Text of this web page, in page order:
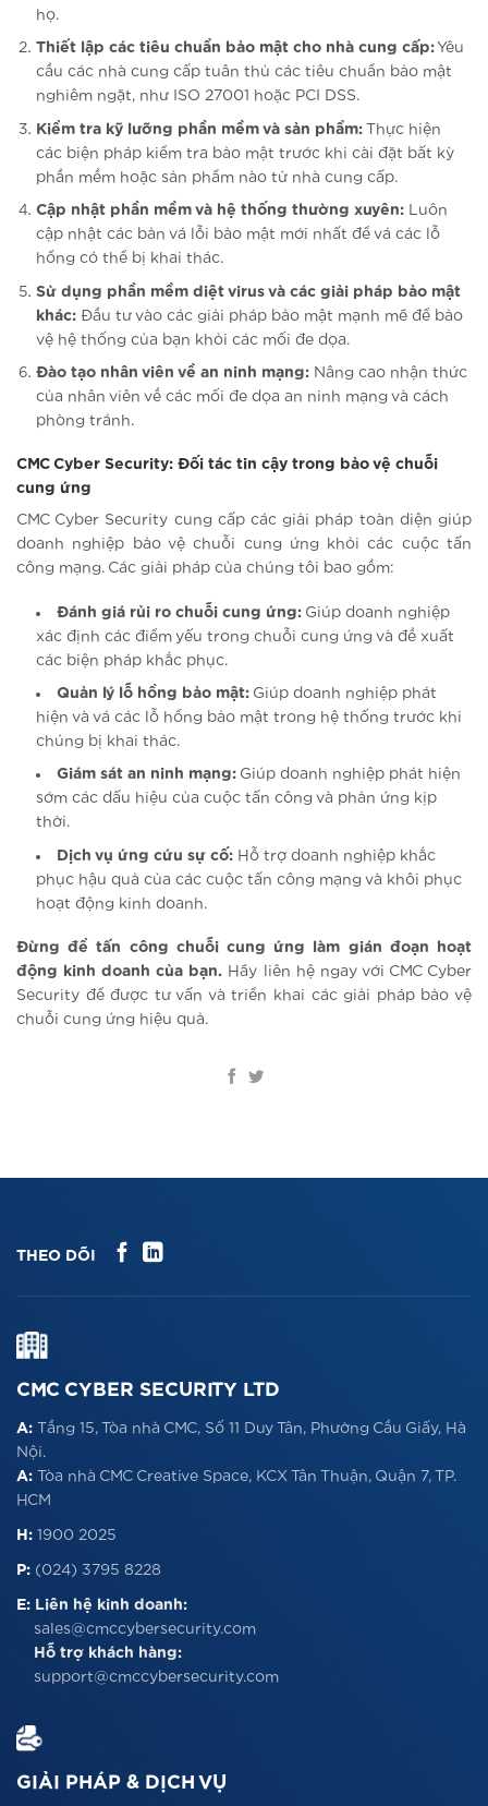
họ.
Thiết lập các tiêu chuẩn bảo mật cho nhà cung cấp: Yêu
cầu các nhà cung cấp tuân thủ các tiêu chuẩn bảo mật
nghiêm ngặt, như ISO 27001 hoặc PCI DSS.
Kiểm tra kỹ lưỡng phần mềm và sản phẩm: Thực hiện
các biện pháp kiểm tra bảo mật trước khi cài đặt bất kỳ
phần mềm hoặc sản phẩm nào từ nhà cung cấp.
Cập nhật phần mềm và hệ thống thường xuyên: Luôn
cập nhật các bản vá lỗi bảo mật mới nhất để vá các lỗ
hổng có thể bị khai thác.
Sử dụng phần mềm diệt virus và các giải pháp bảo mật
khác: Đầu tư vào các giải pháp bảo mật mạnh mẽ để bảo
vệ hệ thống của bạn khỏi các mối đe dọa.
Đào tạo nhân viên về an ninh mạng: Nâng cao nhận thức
của nhân viên về các mối đe dọa an ninh mạng và cách
phòng tránh.
CMC Cyber Security: Đối tác tin cậy trong bảo vệ chuỗi
cung ứng
CMC Cyber Security cung cấp các giải pháp toàn diện giúp
doanh nghiệp bảo vệ chuỗi cung ứng khỏi các cuộc tấn
công mạng. Các giải pháp của chúng tôi bao gồm:
Đánh giá rủi ro chuỗi cung ứng: Giúp doanh nghiệp
xác định các điểm yếu trong chuỗi cung ứng và đề xuất
các biện pháp khắc phục.
Quản lý lỗ hổng bảo mật: Giúp doanh nghiệp phát
hiện và vá các lỗ hổng bảo mật trong hệ thống trước khi
chúng bị khai thác.
Giám sát an ninh mạng: Giúp doanh nghiệp phát hiện
sớm các dấu hiệu của cuộc tấn công và phản ứng kịp
thời.
Dịch vụ ứng cứu sự cố: Hỗ trợ doanh nghiệp khắc
phục hậu quả của các cuộc tấn công mạng và khôi phục
hoạt động kinh doanh.
Đừng để tấn công chuỗi cung ứng làm gián đoạn hoạt
động kinh doanh của bạn. Hãy liên hệ ngay với CMC Cyber
Security để được tư vấn và triển khai các giải pháp bảo vệ
chuỗi cung ứng hiệu quả.
THEO DÕI
CMC CYBER SECURITY LTD
A: Tầng 15, Tòa nhà CMC, Số 11 Duy Tân, Phường Cầu Giấy, Hà
Nội.
A: Tòa nhà CMC Creative Space, KCX Tân Thuận, Quận 7, TP.
HCM
H: 1900 2025
P: (024) 3795 8228
E: Liên hệ kinh doanh:
sales@cmccybersecurity.com
Hỗ trợ khách hàng:
support@cmccybersecurity.com
GIẢI PHÁP & DỊCH VỤ